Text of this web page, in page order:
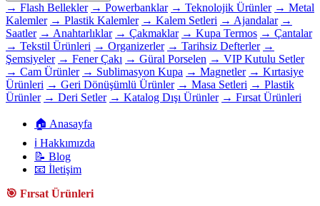
→ Flash Bellekler → Powerbanklar → Teknolojik Ürünler → Metal
Kalemler → Plastik Kalemler → Kalem Setleri → Ajandalar →
Saatler → Anahtarlıklar → Çakmaklar → Kupa Termos → Çantalar
→ Tekstil Ürünleri → Organizerler → Tarihsiz Defterler →
Şemsiyeler → Fener Çakı → Güral Porselen → VIP Kutulu Setler
→ Cam Ürünler → Sublimasyon Kupa → Magnetler → Kırtasiye
Ürünleri → Geri Dönüşümlü Ürünler → Masa Setleri → Plastik
Ürünler → Deri Setler → Katalog Dışı Ürünler → Fırsat Ürünleri
🏠 Anasayfa
ℹ️ Hakkımızda
📝 Blog
📧 İletişim
🎯 Fırsat Ürünleri